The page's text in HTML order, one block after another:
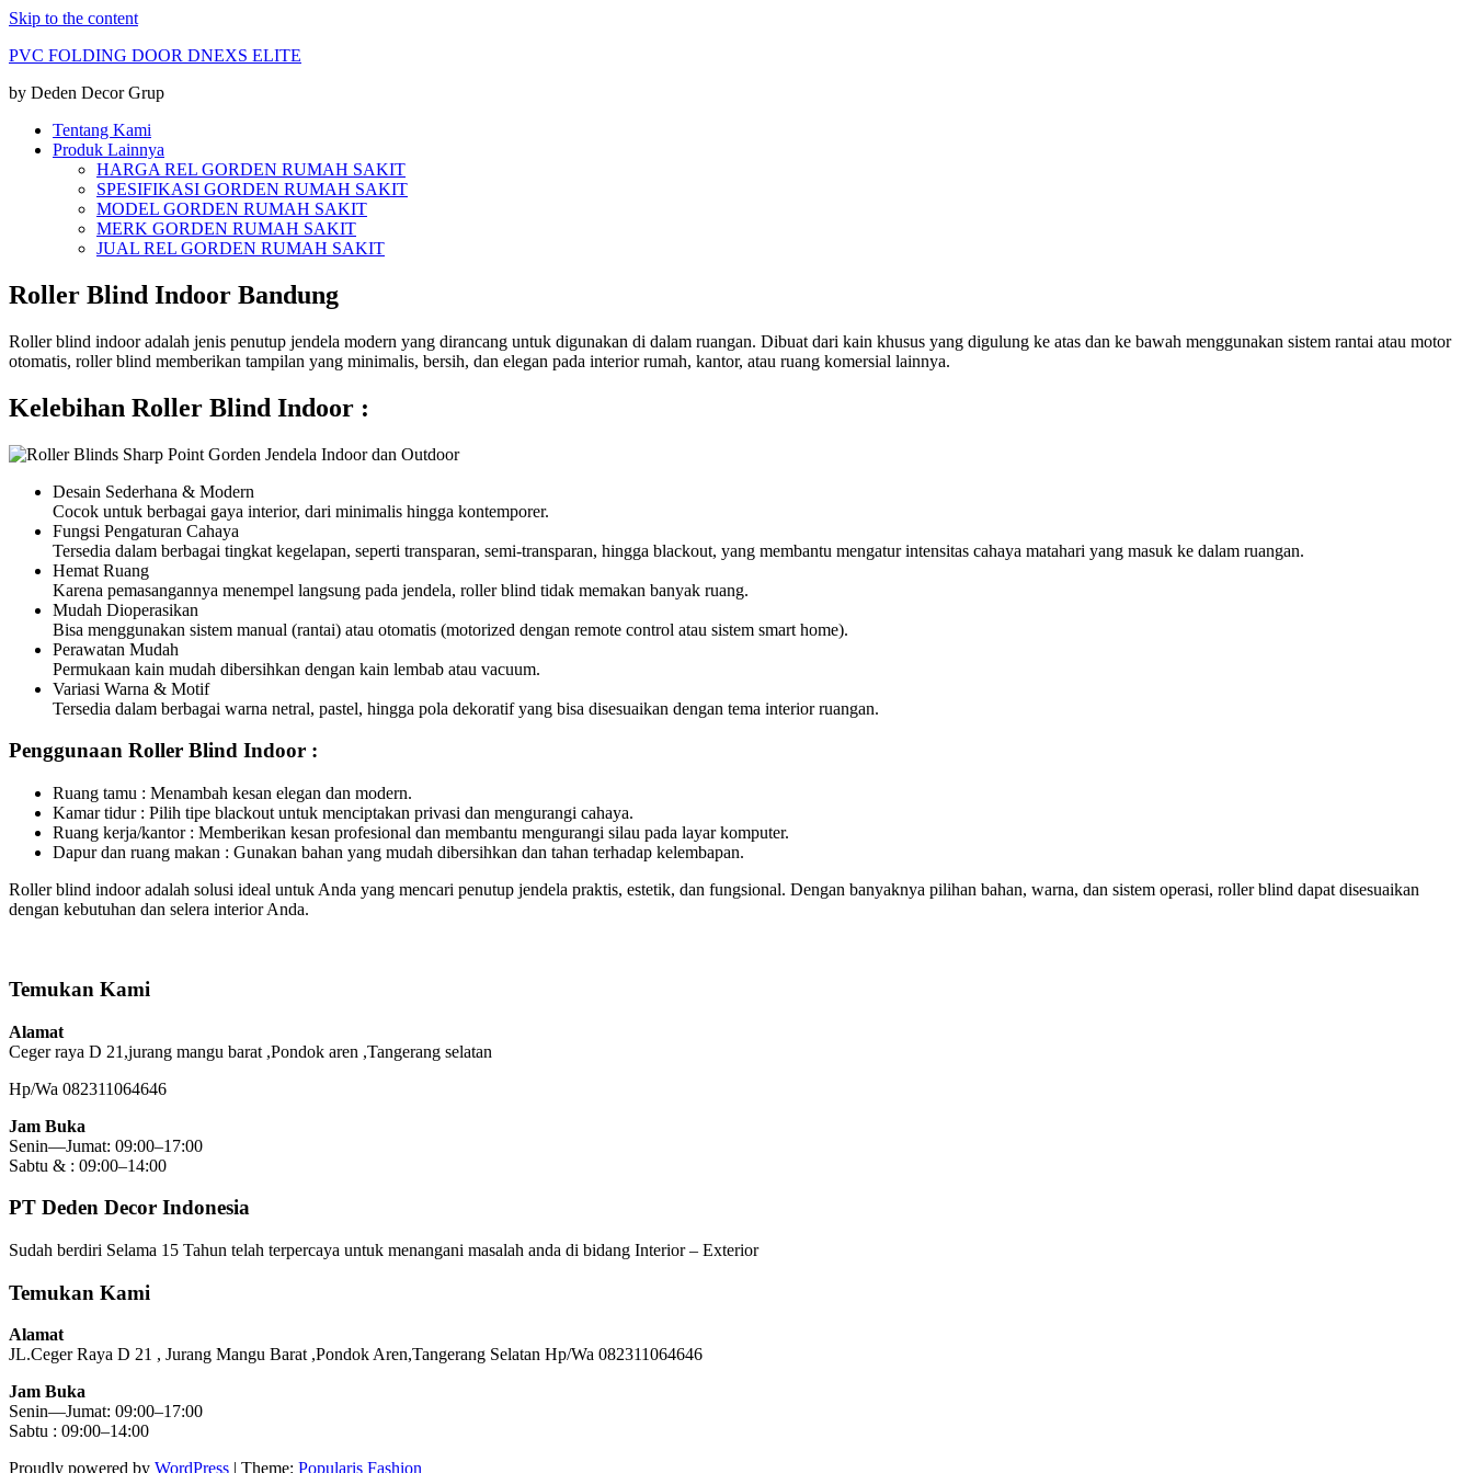
Skip to the content
PVC FOLDING DOOR DNEXS ELITE
by Deden Decor Grup
Tentang Kami
Produk Lainnya
HARGA REL GORDEN RUMAH SAKIT
SPESIFIKASI GORDEN RUMAH SAKIT
MODEL GORDEN RUMAH SAKIT
MERK GORDEN RUMAH SAKIT
JUAL REL GORDEN RUMAH SAKIT
Roller Blind Indoor Bandung
Roller blind indoor adalah jenis penutup jendela modern yang dirancang untuk digunakan di dalam ruangan. Dibuat dari kain khusus yang digulung ke atas dan ke bawah menggunakan sistem rantai atau motor
otomatis, roller blind memberikan tampilan yang minimalis, bersih, dan elegan pada interior rumah, kantor, atau ruang komersial lainnya.
Kelebihan Roller Blind Indoor :
Desain Sederhana & Modern
Cocok untuk berbagai gaya interior, dari minimalis hingga kontemporer.
Fungsi Pengaturan Cahaya
Tersedia dalam berbagai tingkat kegelapan, seperti transparan, semi-transparan, hingga blackout, yang membantu mengatur intensitas cahaya matahari yang masuk ke dalam ruangan.
Hemat Ruang
Karena pemasangannya menempel langsung pada jendela, roller blind tidak memakan banyak ruang.
Mudah Dioperasikan
Bisa menggunakan sistem manual (rantai) atau otomatis (motorized dengan remote control atau sistem smart home).
Perawatan Mudah
Permukaan kain mudah dibersihkan dengan kain lembab atau vacuum.
Variasi Warna & Motif
Tersedia dalam berbagai warna netral, pastel, hingga pola dekoratif yang bisa disesuaikan dengan tema interior ruangan.
Penggunaan Roller Blind Indoor :
Ruang tamu : Menambah kesan elegan dan modern.
Kamar tidur : Pilih tipe blackout untuk menciptakan privasi dan mengurangi cahaya.
Ruang kerja/kantor : Memberikan kesan profesional dan membantu mengurangi silau pada layar komputer.
Dapur dan ruang makan : Gunakan bahan yang mudah dibersihkan dan tahan terhadap kelembapan.
Roller blind indoor adalah solusi ideal untuk Anda yang mencari penutup jendela praktis, estetik, dan fungsional. Dengan banyaknya pilihan bahan, warna, dan sistem operasi, roller blind dapat disesuaikan
dengan kebutuhan dan selera interior Anda.
Temukan Kami
Alamat
Ceger raya D 21,jurang mangu barat ,Pondok aren ,Tangerang selatan
Hp/Wa 082311064646
Jam Buka
Senin—Jumat: 09:00–17:00
Sabtu & : 09:00–14:00
PT Deden Decor Indonesia
Sudah berdiri Selama 15 Tahun telah terpercaya untuk menangani masalah anda di bidang Interior – Exterior
Temukan Kami
Alamat
JL.Ceger Raya D 21 , Jurang Mangu Barat ,Pondok Aren,Tangerang Selatan Hp/Wa 082311064646
Jam Buka
Senin—Jumat: 09:00–17:00
Sabtu : 09:00–14:00
Proudly powered by WordPress | Theme: Popularis Fashion